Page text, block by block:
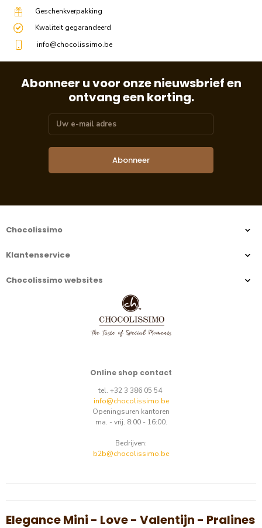
Geschenkverpakking
Kwaliteit gegarandeerd
info@chocolissimo.be
Abonneer u voor onze nieuwsbrief en
ontvang een korting.
Abonneer
Chocolissimo
Klantenservice
Chocolissimo websites
Online shop contact
tel. +32 3 386 05 54
info@chocolissimo.be
Openingsuren kantoren
ma. - vrij. 8:00 - 16:00.
Bedrijven:
b2b@chocolissimo.be
Elegance Mini - Love - Valentijn - Pralines